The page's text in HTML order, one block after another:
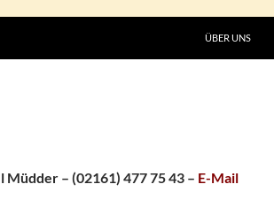
ÜBER UNS
– (02161) 477 75 43 – E-Mail